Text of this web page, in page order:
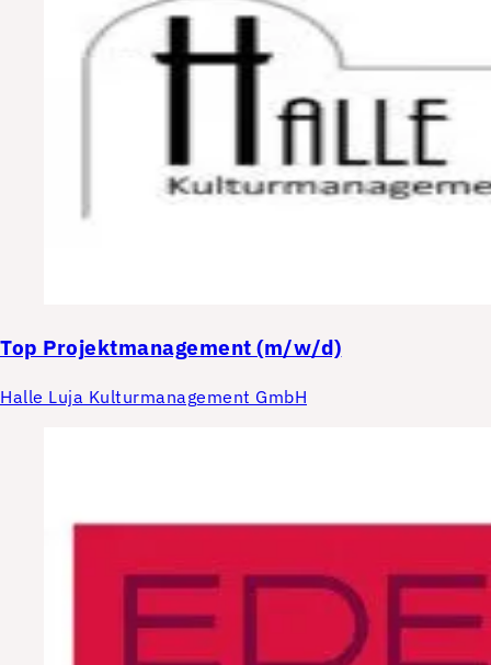
Top Projektmanagement (m/w/d)
Halle Luja Kulturmanagement GmbH